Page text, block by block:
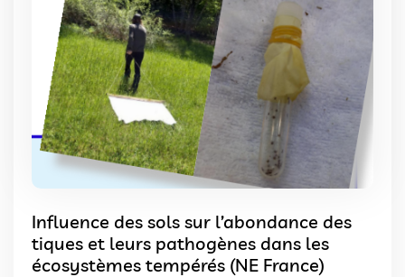
Influence des sols sur l’abondance des
tiques et leurs pathogènes dans les
écosystèmes tempérés (NE France)